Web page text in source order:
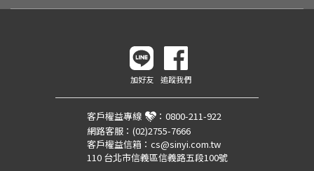
加好友 追蹤我們
客戶權益專線 ： 0800-211-922
網路客服： (02)2755-7666
客戶權益信箱： cs@sinyi.com.tw
110 台北市信義區信義路五段100號